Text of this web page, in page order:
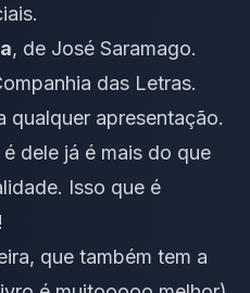
, de José Saramago.
das Letras.
qualquer apresentação.
dele já é mais do que
Isso que é
, que também tem a